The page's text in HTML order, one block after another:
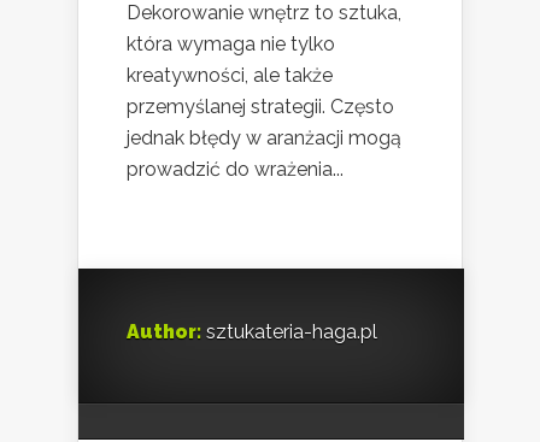
Dekorowanie wnętrz to sztuka,
która wymaga nie tylko
kreatywności, ale także
przemyślanej strategii. Często
jednak błędy w aranżacji mogą
prowadzić do wrażenia...
Author: sztukateria-haga.pl